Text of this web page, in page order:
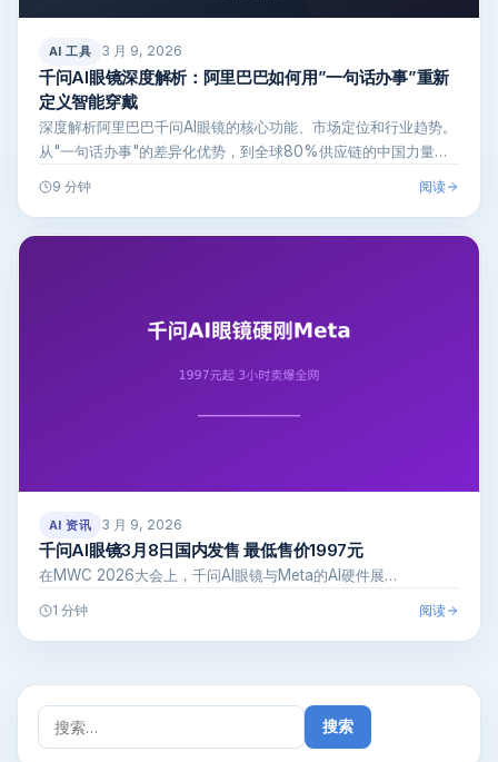
AI 工具 3 月 9, 2026
千问AI眼镜深度解析：阿里巴巴如何用”一句话办事”重新
定义智能穿戴
深度解析阿里巴巴千问AI眼镜的核心功能、市场定位和行业趋势。
从"一句话办事"的差异化优势，到全球80%供应链的中国力量，
9 分钟 阅读
AI 资讯 3 月 9, 2026
千问AI眼镜3月8日国内发售 最低售价1997元
在MWC 2026大会上，千问AI眼镜与Meta的AI硬件展…
1 分钟 阅读
索：